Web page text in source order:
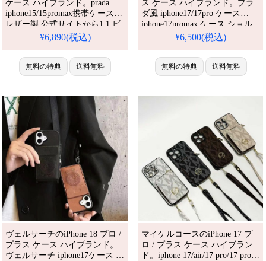
ケース ハイブランド。prada
iphone15/15promax携帯ケース
レザー製 公式サイトから1:1 ビ
ジネス風 ブランド プラダ アイ
納 上下開き式 手提げ短紐 長さ
調節 人気 prada
iphone13pro/13promaxスマホケ
ス 売れ筋。芸能人も愛用する人
気ア
¥6,890(税込)
無料の特典 送料無料
ス ケース ハイブランド。プラ
ダ風 iphone17/17pro ケース
iphone17promax ケース ショル
ダー ブランド iphone16/16plus
ライアングルロゴ ストラップ付
スマホショルダー。芸能人も愛
用する人気アイテム。耐衝撃・
¥6,500(税込)
無料の特典 送料無料
ヴェルサーチのiPhone 18 プロ /
プラス ケース ハイブランド。
ヴェルサーチ iphone17ケース メ
マイケルコースのiPhone 17 プ
ロ / プラス ケース ハイブラン
ド。iphone 17/air/17 pro/17 pro